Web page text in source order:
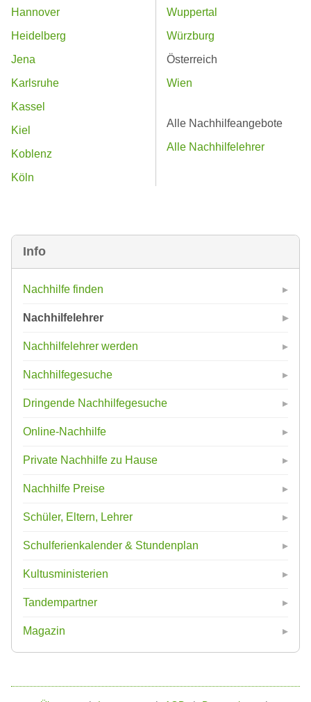
Info
Nachhilfe finden
Nachhilfelehrer
Nachhilfelehrer werden
Nachhilfegesuche
Dringende Nachhilfegesuche
Online-Nachhilfe
Private Nachhilfe zu Hause
Nachhilfe Preise
Schüler, Eltern, Lehrer
Schulferienkalender & Stundenplan
Kultusministerien
Tandempartner
Magazin
Hannover
Heidelberg
Jena
Karlsruhe
Kassel
Kiel
Koblenz
Köln
Wuppertal
Würzburg
Österreich
Wien
Alle Nachhilfeangebote
Alle Nachhilfelehrer